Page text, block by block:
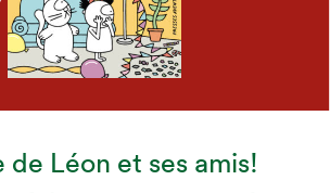
de Léon et ses amis!